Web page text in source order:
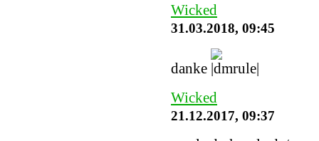
Wicked
31.03.2018, 09:45
danke
Wicked
21.12.2017, 09:37